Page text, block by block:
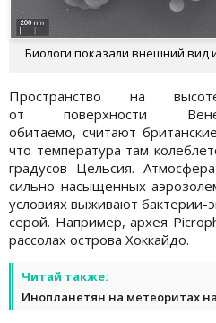
Биологи показали внешний вид
Пространство на
от поверхности
обитаемо, считают
что температура там
градусов Цельсия.
сильно насыщенных
условиях выживают
серой. Например, архея
рассолах острова Хоккайдо.
Читай также:
Инопланетян на метеоритах